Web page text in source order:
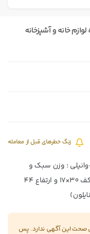
خانه و آشپزخانه
زنگ خطرهای قبل از معامله
؛ وزن سبک و
دسته‌های ارگونومیک ؛ ابعاد دهانه ۴۳، کف ۳۰×۱۷ و ارتفاع ۴۴
صحت این آگهی ندارد. پس